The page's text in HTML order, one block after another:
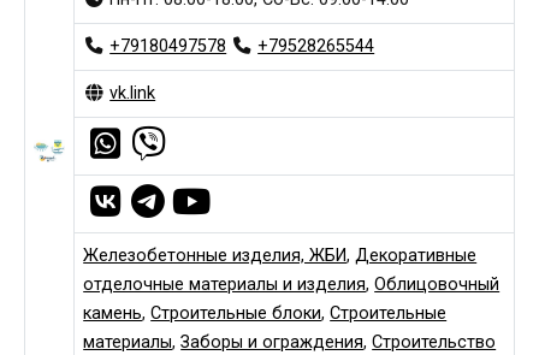
+79180497578 +79528265544
vk.link
Железобетонные изделия, ЖБИ,Декоративные
отделочные материалы и изделия,Облицовочный
камень,Строительные блоки,Строительные
материалы,Заборы и ограждения,Строительство